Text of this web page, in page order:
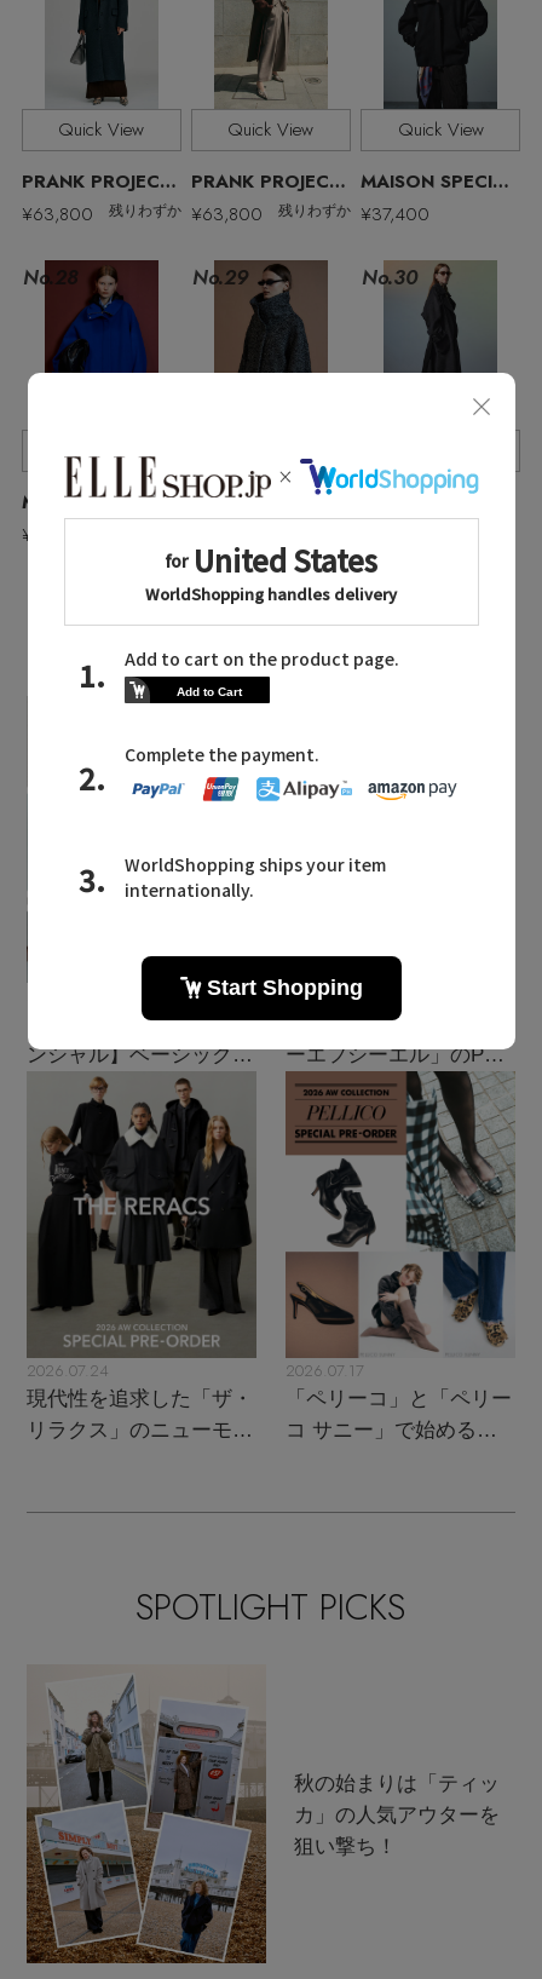
Quick View
PRANK PROJECT/プランク プロジェクト
¥63,800
残りわずか
Quick View
PRANK PROJECT/プランク プロジェクト
¥63,800
残りわずか
Quick View
MAISON SPECIAL/メゾンスペシャル
¥37,400
No.28
Quick View
MAISON SPECIAL/メゾンスペシャル
¥37,400
No.29
MAISON SPECIAL/メゾンスペシャル
No.30
LATEST TOPICS
【エディターズ・エッセ
ンシャル】ベーシックと
トレンドが交差する16の
2026.07.28
主役級ニットが揃う「シ
ーエフシーエル」のPOP
UPがスタート
2026.07.24
現代性を追求した「ザ・
リラクス」のニューモダ
2026.07.17
「ペリーコ」と「ペリー
コ サニー」で始める秋
SPOTLIGHT PICKS
秋の始まりは「ティッ
カ」の人気アウターを
狙い撃ち！